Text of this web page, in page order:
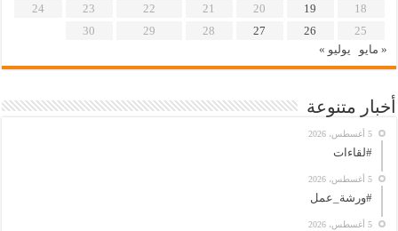
18
19
20
21
22
23
24
25
26
27
28
29
30
« مايو
يوليو »
أخبار متنوعة
5 أغسطس، 2026
#لقاءات
5 أغسطس، 2026
#ورشة_عمل
5 أغسطس، 2026